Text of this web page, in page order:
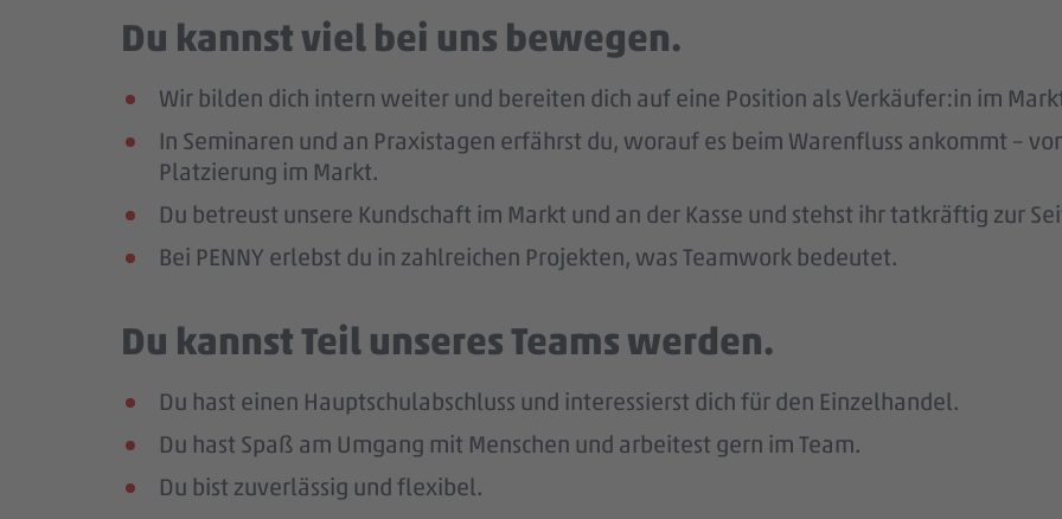
Du kannst viel bei uns bewegen.
Wir bilden dich intern weiter und bereiten dich auf eine Position als Verkäufer:in im
In Seminaren und an Praxistagen erfährst du, worauf es beim Warenfluss ankommt –
Platzierung im Markt.
Du betreust unsere Kundschaft im Markt und an der Kasse und stehst ihr tatkräftig zur
Bei PENNY erlebst du in zahlreichen Projekten, was Teamwork bedeutet.
Du kannst Teil unseres Teams werden.
Du hast einen Hauptschulabschluss und interessierst dich für den Einzelhandel.
Du hast Spaß am Umgang mit Menschen und arbeitest gern im Team.
Du bist zuverlässig und flexibel.